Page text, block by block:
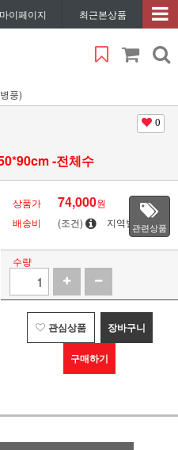
마이페이지 최근본상품
풍)
0
-전체수
상품가 74,000원
배송비
(조건) 지역별관련상품
수량
관심상품 장바구니
구매하기